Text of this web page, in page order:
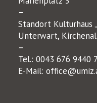
–
Standort Kulturhaus
Unterwart,
–
Tel.: 0043 676 9440
E-Mail: